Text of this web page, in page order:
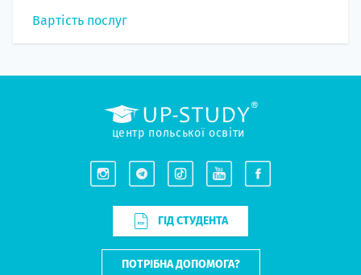
Вартість послуг
центр польської освіти
ГІД СТУДЕНТА
ПОТРІБНА ДОПОМОГА?